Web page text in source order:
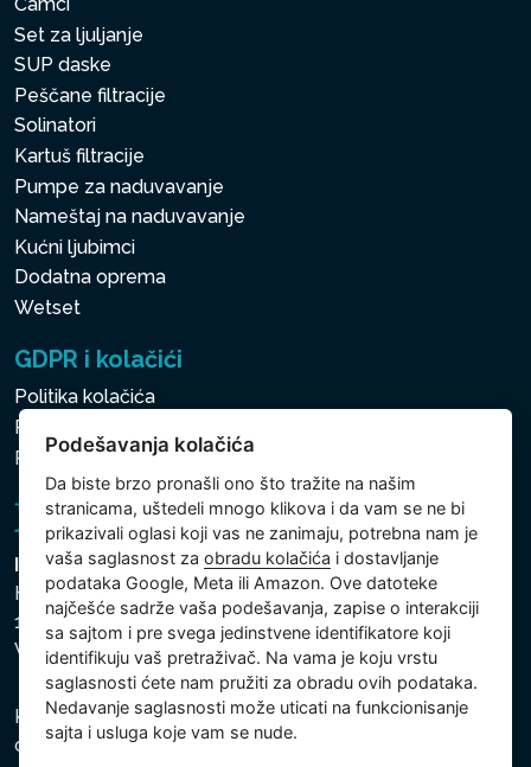
Set za ljuljanje
SUP daske
Peščane filtracije
Solinatori
Kartuš filtracije
Pumpe za naduvavanje
Nameštaj na naduvavanje
Kućni ljubimci
Dodatna oprema
Wetset
GDPR i kolačići
Politika kolačića
Politika zaštite ličnih i drugih obrađivanih podataka
Politika kolačića
Intex Trading, s.r.o.
Hradecká 2526/3
130 00 Praha 3
Vinohrady - Česká republika
Kompanija je registrovana u Opštinskom sudu u Pragu,
odeljak C, uložak 74759, Identifikacioni broj kompanije:
Podešavanja kolačića
Da biste brzo pronašli ono što tražite na našim
stranicama, uštedeli mnogo klikova i da vam se ne bi
prikazivali oglasi koji vas ne zanimaju, potrebna nam je
vaša saglasnost zaobradu kolačića i dostavljanje
podataka Google, Meta ili Amazon. Ove datoteke
najčešće sadrže vaša podešavanja, zapise o interakciji
sa sajtom i pre svega jedinstvene identifikatore koji
identifikuju vaš pretraživač. Na vama je koju vrstu
saglasnosti ćete nam pružiti za obradu ovih podataka.
Nedavanje saglasnosti može uticati na funkcionisanje
sajta i usluga koje vam se nude.